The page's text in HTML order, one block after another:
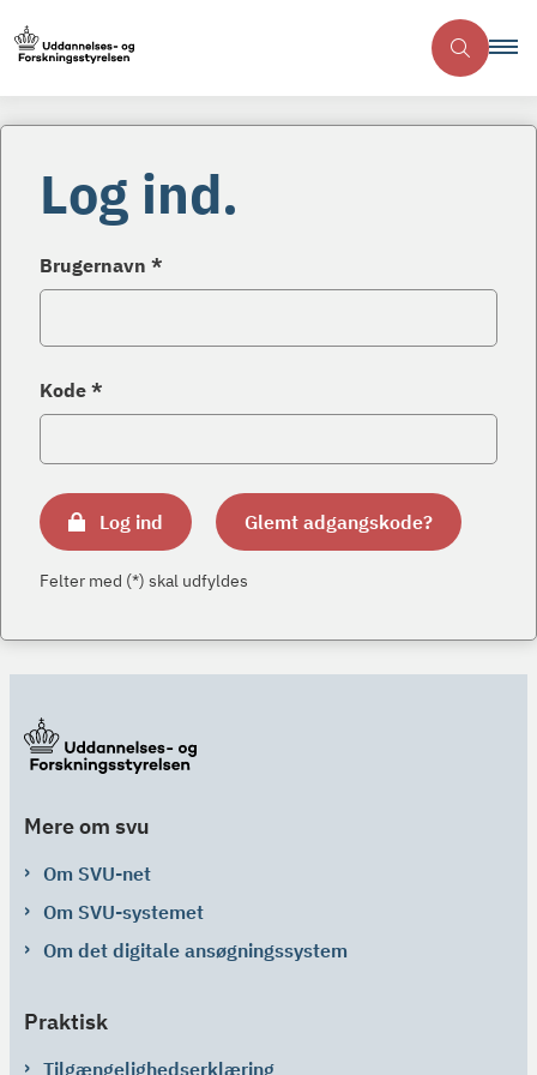
Log ind.
Brugernavn *
Kode *
Log ind Glemt adgangskode?
Felter med (*) skal udfyldes
Mere om svu
Om SVU-net
Om SVU-systemet
Om det digitale ansøgningssystem
Praktisk
Tilgængelighedserklæring